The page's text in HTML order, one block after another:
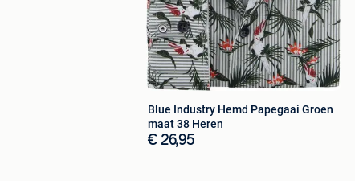
Blue Industry Hemd Papegaai Groen
maat 38 Heren
€ 26,95